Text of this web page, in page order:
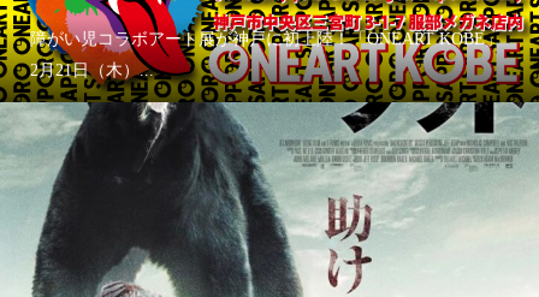
障がい児コラボアート展が神戸に初上陸！「ONEART KOBE」
2月21日（木）...